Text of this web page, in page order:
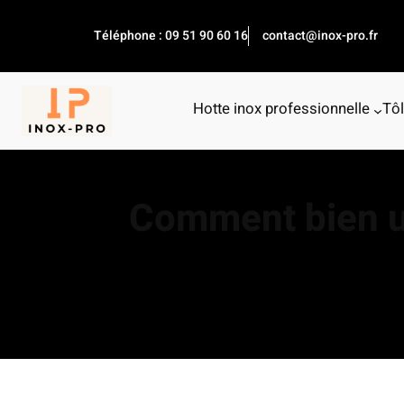
Téléphone : 09 51 90 60 16 contact@inox-pro.fr
Hotte inox professionnelle